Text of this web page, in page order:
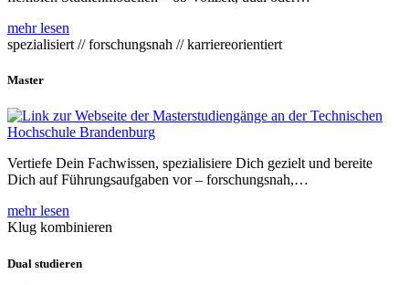
mehr lesen
spezialisiert // forschungsnah // karriereorientiert
Master
Vertiefe Dein Fachwissen, spezialisiere Dich gezielt und bereite
Dich auf Führungsaufgaben vor – forschungsnah,…
mehr lesen
Klug kombinieren
Dual studieren